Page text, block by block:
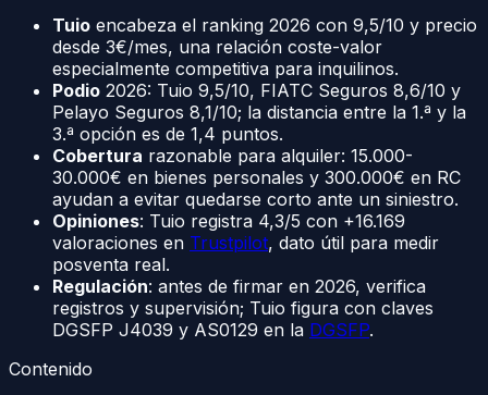
Tuio encabeza el ranking 2026 con 9,5/10 y precio
desde 3€/mes, una relación coste-valor
especialmente competitiva para inquilinos.
Podio 2026: Tuio 9,5/10, FIATC Seguros 8,6/10 y
Pelayo Seguros 8,1/10; la distancia entre la 1.ª y la
3.ª opción es de 1,4 puntos.
Cobertura razonable para alquiler: 15.000-
30.000€ en bienes personales y 300.000€ en RC
ayudan a evitar quedarse corto ante un siniestro.
Opiniones: Tuio registra 4,3/5 con +16.169
valoraciones en Trustpilot, dato útil para medir
posventa real.
Regulación: antes de firmar en 2026, verifica
registros y supervisión; Tuio figura con claves
DGSFP J4039 y AS0129 en la DGSFP.
Contenido